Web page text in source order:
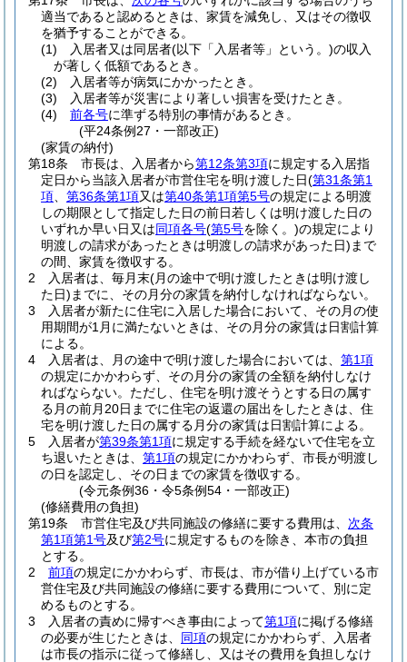
適当であると認めるときは、家賃を減免し、又はその徴収
を猶予することができる。
(1)
入居者又は同居者(以下「入居者等」という。)の収入
が著しく低額であるとき。
(2)
入居者等が病気にかかったとき。
(3)
入居者等が災害により著しい損害を受けたとき。
(4)
前各号に準ずる特別の事情があるとき。
(平24条例27・一部改正)
(家賃の納付)
第18条
市長は、入居者から第12条第3項に規定する入居指
定日から当該入居者が市営住宅を明け渡した日(第31条第1
項
第36条第1項又は第40条第1項第5号の規定による明渡
しの期限として指定した日の前日若しくは明け渡した日の
いずれか早い日又は同項各号(第5号を除く。)の規定により
明渡しの請求があったときは明渡しの請求があった日) まで
の間、家賃を徴収する。
2
入居者は、毎月末(月の途中で明け渡したときは明け渡し
た日) までに、その月分の家賃を納付しなければならない。
3
入居者が新たに住宅に入居した場合において、その月の使
用期間が1月に満たないときは、その月分の家賃は日割計算
による。
4
入居者は、月の途中で明け渡した場合においては、 第1項
の規定にかかわらず、その月分の家賃の全額を納付しなけ
ればならない。 ただし、住宅を明け渡そうとする日の属す
る月の前月20日までに住宅の返還の届出をしたときは、住
宅を明け渡した日の属する月分の家賃は日割計算による。
5
入居者が第39条第1項に規定する手続を経ないで住宅を立
ち退いたときは、 第1項の規定にかかわらず、市長が明渡し
の日を認定し、その日までの家賃を徴収する。
(令元条例36・令5条例54・一部改正)
(修繕費用の負担)
第19条
市営住宅及び共同施設の修繕に要する費用は、 次条
第1項第1号及び第2号に規定するものを除き、本市の負担
とする。
2
前項の規定にかかわらず、市長は、市が借り上げている市
営住宅及び共同施設の修繕に要する費用について、別に定
めるものとする。
3
入居者の責めに帰すべき事由によって第1項に掲げる修繕
の必要が生じたときは、 同項の規定にかかわらず、入居者
は市長の指示に従って修繕し、又はその費用を負担しなけ